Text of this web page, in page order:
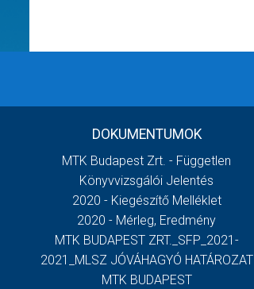
DOKUMENTUMOK
MTK Budapest Zrt. - Független
Könyvvizsgálói Jelentés
2020 - Kiegészítő Melléklet
2020 - Mérleg, Eredmény
MTK BUDAPEST ZRT._SFP_2021-
2021_MLSZ JÓVÁHAGYÓ HATÁROZAT
MTK BUDAPEST